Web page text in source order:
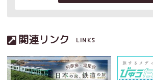
関連リンク LINKS